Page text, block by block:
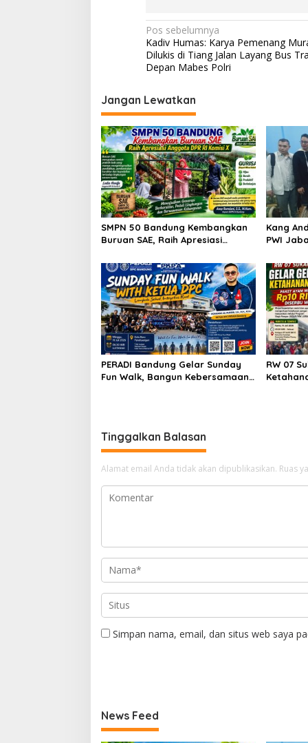
N
a
v
i
g
a
s
i
p
o
s
Pos sebelumnya
Kadiv Humas: Karya Pemenang
Dilukis di Tiang Jalan Layang Bus
Depan Mabes Polri
Jangan Lewatkan
SMPN 50 Bandung Kembangkan
Buruan SAE, Raih Apresiasi
Kang
PWI
Peluang
PERADI Bandung Gelar Sunday
Fun Walk, Bangun Kebersamaan
RW 07
Tinggalkan Balasan
Alamat email Anda tidak akan dipublikasikan. Ruas
Simpan nama, email, dan situs web saya
News Feed